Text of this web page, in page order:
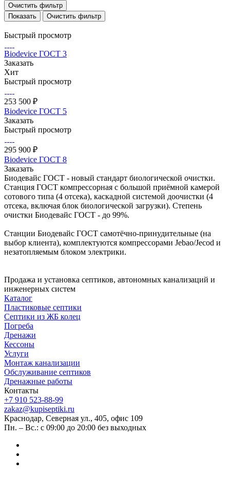
Очистить фильтр
Очистить фильтр
Быстрый просмотр
Biodevice ГОСТ 3
Заказать
Хит
Быстрый просмотр
253 500 ₽
Biodevice ГОСТ 5
Заказать
Быстрый просмотр
295 900 ₽
Biodevice ГОСТ 8
Заказать
Биодевайс ГОСТ - новый стандарт биологической очистки.
Станция ГОСТ компрессорная с большой приёмной камерой
сотового типа (4 отсека), каскадной системой доочистки (4
отсека, включая блок биологической загрузки). Степень
очистки Биодевайс ГОСТ - до 99%.
Станции Биодевайс ГОСТ самотёчно-принудительные (на
выбор клиента), комплектуются компрессорами Jebao/Jecod и
незатопляемым блоком электрики.
Продажа и установка септиков, автономных канализаций и
инженерных систем
Каталог
Пластиковые септики
Септики из ЖБ колец
Погреба
Дренажи
Кессоны
Услуги
Монтаж канализации
Обслуживание септиков
Дренажные работы
Контакты
+7 910 523-88-99
zakaz@kupiseptiki.ru
Краснодар, Северная ул., 405, офис 109
Пн. – Вс.: с 09:00 до 20:00 без выходных